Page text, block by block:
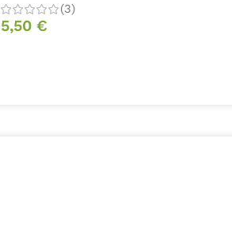
(3)
5,50 €